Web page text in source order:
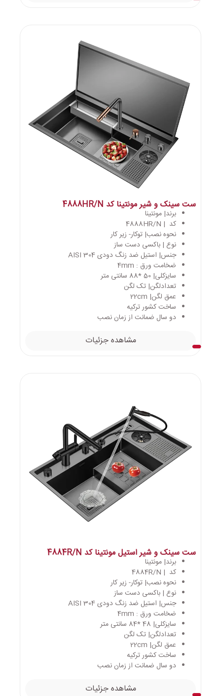
ست سینک و شیر مونتینا کد 4888HR/N
برند| مونتینا
کد | 4888HR/N
نحوه نصب| توکار- زیر کار
نوع | باکسی دست ساز
جنس| استیل ضد زنگ دودی AISI 304
ضخامت ورق : 4mm
سایزکلی| 50 *88 سانتی متر
تعدادلگن| تک لگن
عمق لگن| 22cm
ساخت کشور ترکیه
دو سال ضمانت از زمان نصب
مشاهده جزئیات
ست سینک و شیر استیل مونتینا کد 4884R/N
برند| مونتینا
کد | 4884R/N
نحوه نصب| توکار- زیر کار
نوع | باکسی دست ساز
جنس| استیل ضد زنگ دودی AISI 304
ضخامت ورق : 4mm
سایزکلی| 48 *84 سانتی متر
تعدادلگن| تک لگن
عمق لگن| 22cm
ساخت کشور ترکیه
دو سال ضمانت از زمان نصب
مشاهده جزئیات